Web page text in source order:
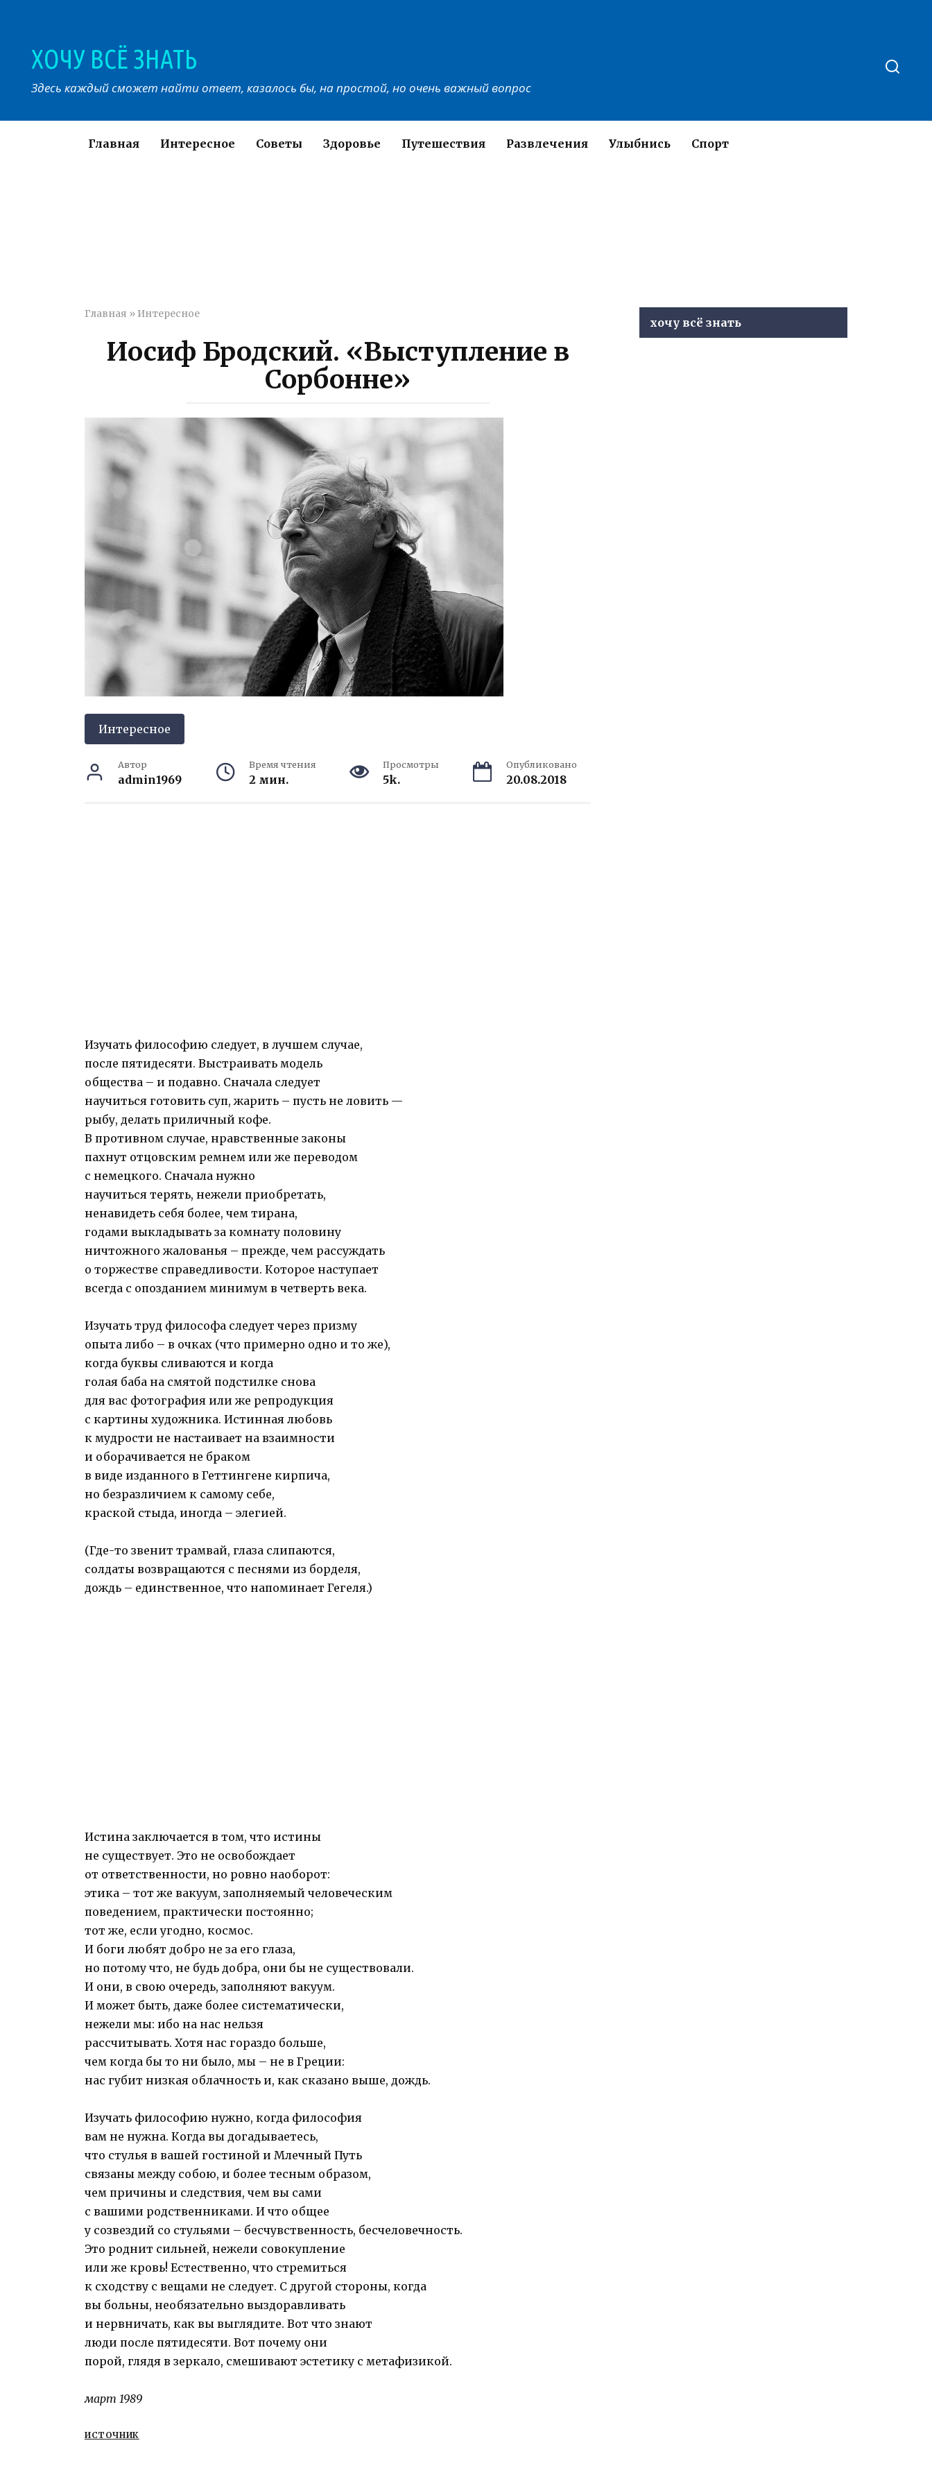
ХОЧУ ВСЁ ЗНАТЬ
Здесь каждый сможет найти ответ, казалось бы, на простой, но очень важный вопрос
Главная Интересное Советы Здоровье Путешествия Развлечения Улыбнись Спорт
Главная » Интересное
Иосиф Бродский. «Выступление в
Сорбонне»
Интересное
Автор
admin1969
Время чтения
2 мин.
Просмотры
5k.
Опубликовано
20.08.2018
Изучать философию следует, в лучшем случае,
после пятидесяти. Выстраивать модель
общества – и подавно. Сначала следует
научиться готовить суп, жарить – пусть не ловить —
рыбу, делать приличный кофе.
В противном случае, нравственные законы
пахнут отцовским ремнем или же переводом
с немецкого. Сначала нужно
научиться терять, нежели приобретать,
ненавидеть себя более, чем тирана,
годами выкладывать за комнату половину
ничтожного жалованья – прежде, чем рассуждать
о торжестве справедливости. Которое наступает
всегда с опозданием минимум в четверть века.
Изучать труд философа следует через призму
опыта либо – в очках (что примерно одно и то же),
когда буквы сливаются и когда
голая баба на смятой подстилке снова
для вас фотография или же репродукция
с картины художника. Истинная любовь
к мудрости не настаивает на взаимности
и оборачивается не браком
в виде изданного в Геттингене кирпича,
но безразличием к самому себе,
краской стыда, иногда – элегией.
(Где-то звенит трамвай, глаза слипаются,
солдаты возвращаются с песнями из борделя,
дождь – единственное, что напоминает Гегеля.)
Истина заключается в том, что истины
не существует. Это не освобождает
от ответственности, но ровно наоборот:
этика – тот же вакуум, заполняемый человеческим
поведением, практически постоянно;
тот же, если угодно, космос.
И боги любят добро не за его глаза,
но потому что, не будь добра, они бы не существовали.
И они, в свою очередь, заполняют вакуум.
И может быть, даже более систематически,
нежели мы: ибо на нас нельзя
рассчитывать. Хотя нас гораздо больше,
чем когда бы то ни было, мы – не в Греции:
нас губит низкая облачность и, как сказано выше, дождь.
Изучать философию нужно, когда философия
вам не нужна. Когда вы догадываетесь,
что стулья в вашей гостиной и Млечный Путь
связаны между собою, и более тесным образом,
чем причины и следствия, чем вы сами
с вашими родственниками. И что общее
у созвездий со стульями – бесчувственность, бесчеловечность.
Это роднит сильней, нежели совокупление
или же кровь! Естественно, что стремиться
к сходству с вещами не следует. С другой стороны, когда
вы больны, необязательно выздоравливать
и нервничать, как вы выглядите. Вот что знают
люди после пятидесяти. Вот почему они
порой, глядя в зеркало, смешивают эстетику с метафизикой.
март 1989
ИСТОЧНИК
хочу всё знать